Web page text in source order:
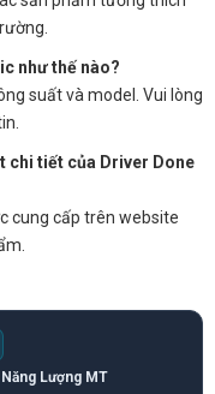
như thế nào?
suất và model. Vui lòng
chi tiết của Driver Done
cung cấp trên website
Lượng MT